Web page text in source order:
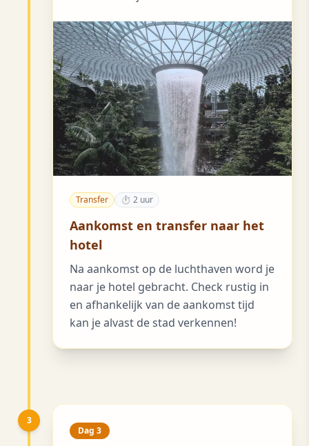
Transfer ⏱ 2 uur
Aankomst en transfer naar het
hotel
Na aankomst op de luchthaven word je
naar je hotel gebracht. Check rustig in
en afhankelijk van de aankomst tijd
kan je alvast de stad verkennen!
3
Dag 3